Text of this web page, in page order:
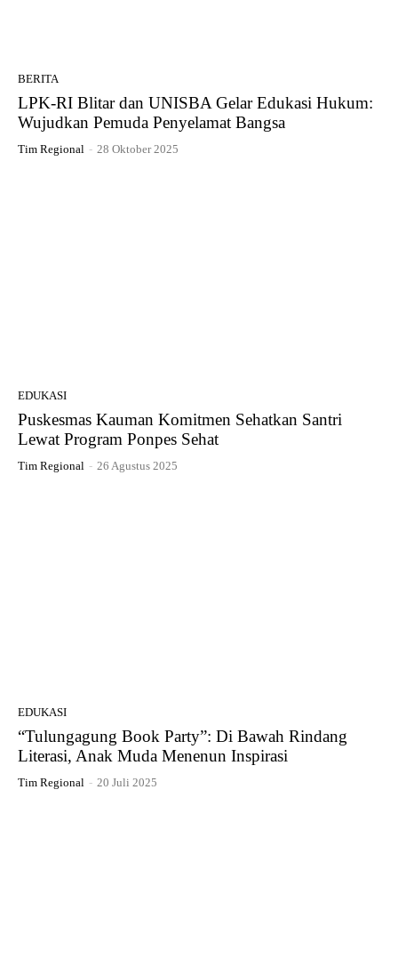
BERITA
LPK-RI Blitar dan UNISBA Gelar Edukasi Hukum:
Wujudkan Pemuda Penyelamat Bangsa
Tim Regional - 28 Oktober 2025
EDUKASI
Puskesmas Kauman Komitmen Sehatkan Santri
Lewat Program Ponpes Sehat
Tim Regional - 26 Agustus 2025
EDUKASI
“Tulungagung Book Party”: Di Bawah Rindang
Literasi, Anak Muda Menenun Inspirasi
Tim Regional - 20 Juli 2025